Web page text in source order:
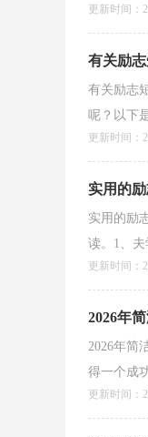
更新时间：
有关励
有关励志
呢？以下
更新时间：
实用的
实用的励
读。1、
更新时间：
2026年
2026年简
得一个成
更新时间：